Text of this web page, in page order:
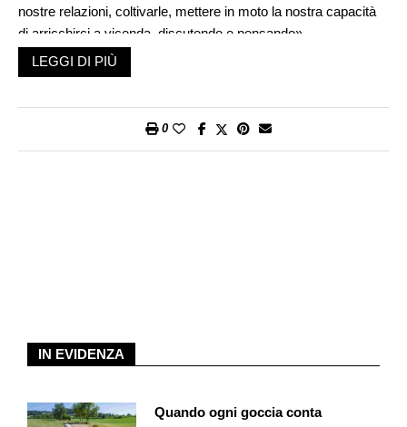
nostre relazioni, coltivarle, mettere in moto la nostra capacità
di arricchirci a vicenda, discutendo e pensando».
Come nasce l’idea di pranzi filosofici? «Dopo questo anno di
moto. Anche perché penso che alla fine, stare distanti ci renda
tantissimi, una decina, anche perché il tempo non era troppo
percepire agli altri dal profilo culturale. “Essere differenti” è il
LEGGI DI PIÙ
0
IN EVIDENZA
Quando ogni goccia conta